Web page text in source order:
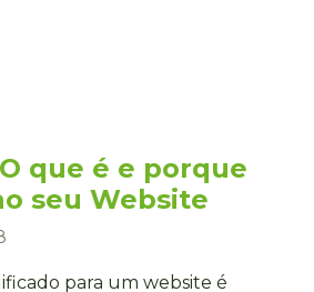
que é e porque
seu Website
para um website é